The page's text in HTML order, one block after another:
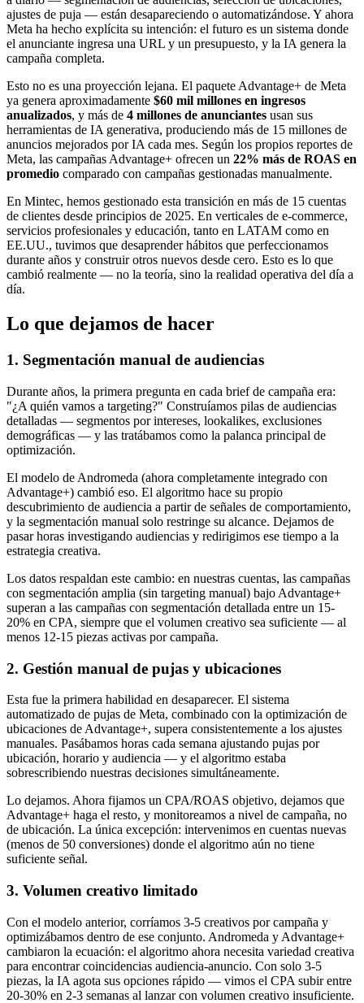
ajustes de puja — están desapareciendo o automatizándose. Y ahora
Meta ha hecho explícita su intención: el futuro es un sistema donde
el anunciante ingresa una URL y un presupuesto, y la IA genera la
campaña completa.
Esto no es una proyección lejana. El paquete Advantage+ de Meta
ya genera aproximadamente $60 mil millones en ingresos
anualizados, y más de 4 millones de anunciantes usan sus
herramientas de IA generativa, produciendo más de 15 millones de
anuncios mejorados por IA cada mes. Según los propios reportes de
Meta, las campañas Advantage+ ofrecen un 22% más de ROAS en
promedio comparado con campañas gestionadas manualmente.
En Mintec, hemos gestionado esta transición en más de 15 cuentas
de clientes desde principios de 2025. En verticales de e-commerce,
servicios profesionales y educación, tanto en LATAM como en
EE.UU., tuvimos que desaprender hábitos que perfeccionamos
durante años y construir otros nuevos desde cero. Esto es lo que
cambió realmente — no la teoría, sino la realidad operativa del día a
día.
Lo que dejamos de hacer
1. Segmentación manual de audiencias
Durante años, la primera pregunta en cada brief de campaña era:
"¿A quién vamos a targeting?" Construíamos pilas de audiencias
detalladas — segmentos por intereses, lookalikes, exclusiones
demográficas — y las tratábamos como la palanca principal de
optimización.
El modelo de Andromeda (ahora completamente integrado con
Advantage+) cambió eso. El algoritmo hace su propio
descubrimiento de audiencia a partir de señales de comportamiento,
y la segmentación manual solo restringe su alcance. Dejamos de
pasar horas investigando audiencias y redirigimos ese tiempo a la
estrategia creativa.
Los datos respaldan este cambio: en nuestras cuentas, las campañas
con segmentación amplia (sin targeting manual) bajo Advantage+
superan a las campañas con segmentación detallada entre un 15-
20% en CPA, siempre que el volumen creativo sea suficiente — al
menos 12-15 piezas activas por campaña.
2. Gestión manual de pujas y ubicaciones
Esta fue la primera habilidad en desaparecer. El sistema
automatizado de pujas de Meta, combinado con la optimización de
ubicaciones de Advantage+, supera consistentemente a los ajustes
manuales. Pasábamos horas cada semana ajustando pujas por
ubicación, horario y audiencia — y el algoritmo estaba
sobrescribiendo nuestras decisiones simultáneamente.
Lo dejamos. Ahora fijamos un CPA/ROAS objetivo, dejamos que
Advantage+ haga el resto, y monitoreamos a nivel de campaña, no
de ubicación. La única excepción: intervenimos en cuentas nuevas
(menos de 50 conversiones) donde el algoritmo aún no tiene
suficiente señal.
3. Volumen creativo limitado
Con el modelo anterior, corríamos 3-5 creativos por campaña y
optimizábamos dentro de ese conjunto. Andromeda y Advantage+
cambiaron la ecuación: el algoritmo ahora necesita variedad creativa
para encontrar coincidencias audiencia-anuncio. Con solo 3-5
piezas, la IA agota sus opciones rápido — vimos el CPA subir entre
20-30% en 2-3 semanas al lanzar con volumen creativo insuficiente.